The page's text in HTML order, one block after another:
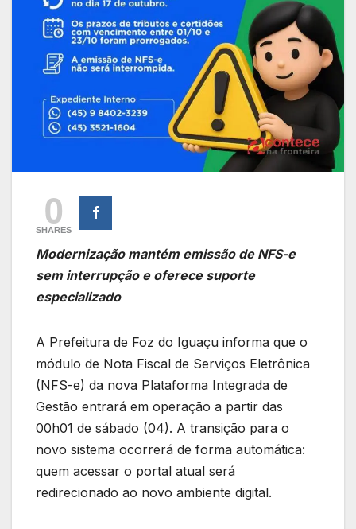
0
SHARES
Modernização mantém emissão de NFS-e
sem interrupção e oferece suporte
especializado
A Prefeitura de Foz do Iguaçu informa que o
módulo de Nota Fiscal de Serviços Eletrônica
(NFS-e) da nova Plataforma Integrada de
Gestão entrará em operação a partir das
00h01 de sábado (04). A transição para o
novo sistema ocorrerá de forma automática:
quem acessar o portal atual será
redirecionado ao novo ambiente digital.